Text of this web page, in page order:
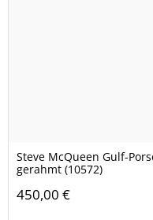
Steve McQueen Gulf-
gerahmt (10572)
450,00 €